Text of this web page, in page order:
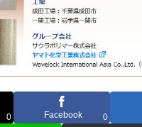
0 Facebook 0